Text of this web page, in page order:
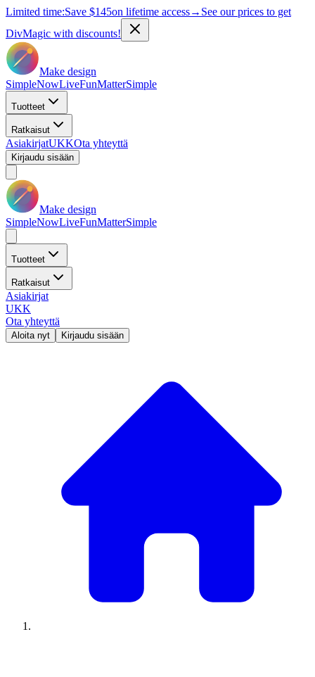
Limited time:Save $145on lifetime access→ See our prices to get
DivMagic with discounts!
Make design
SimpleNowLiveFunMatterSimple
Tuotteet
Ratkaisut
AsiakirjatUKKOta yhteyttä
Kirjaudu sisään
Make design
SimpleNowLiveFunMatterSimple
Tuotteet
Ratkaisut
Asiakirjat
UKK
Ota yhteyttä
Aloita nyt Kirjaudu sisään